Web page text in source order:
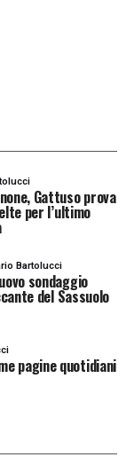
Gattuso prova
per l’ultimo
Bartolucci
sondaggio
del Sassuolo
pagine quotidiani